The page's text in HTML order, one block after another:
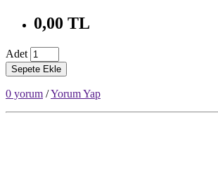
0,00 TL
Adet
Sepete Ekle
0 yorum /Yorum Yap